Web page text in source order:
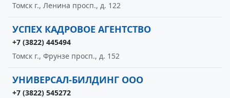
Томск г., Ленина просп., д. 122
УСПЕХ КАДРОВОЕ АГЕНТСТВО
+7 (3822) 445494
Томск г., Фрунзе просп., д. 152
УНИВЕРСАЛ-БИЛДИНГ ООО
+7 (3822) 545272